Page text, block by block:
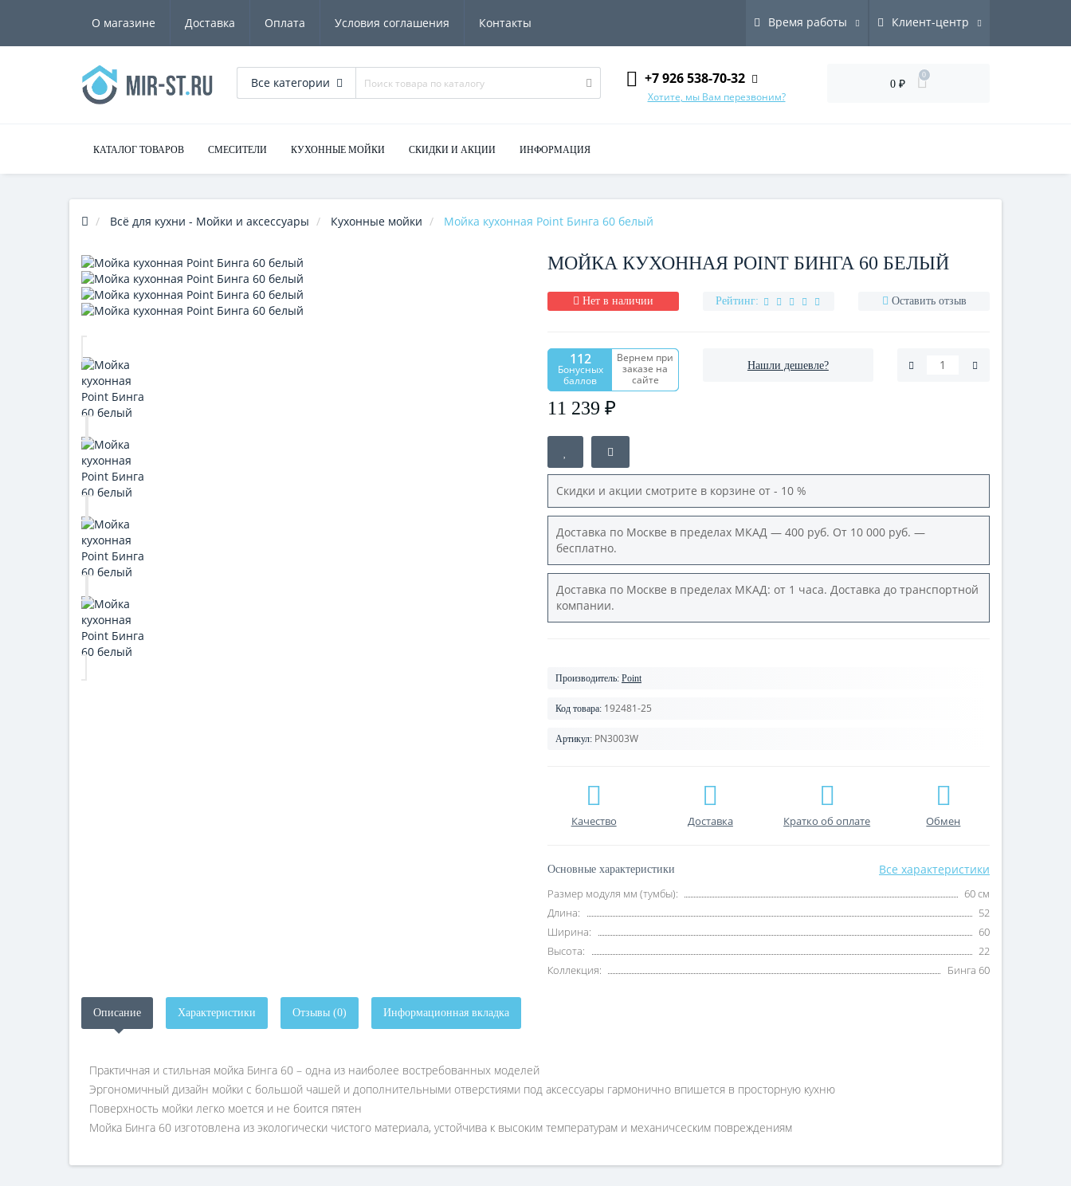
О магазине Доставка Оплата Условия соглашения Контакты Время работы Клиент-центр
Все категории +7 926 538-70-32
Хотите, мы Вам перезвоним?
0 ₽
0
КАТАЛОГ ТОВАРОВ СМЕСИТЕЛИ КУХОННЫЕ МОЙКИ СКИДКИ И АКЦИИ ИНФОРМАЦИЯ
Всё для кухни - Мойки и аксессуары Кухонные мойки Мойка кухонная Point Бинга 60 белый
МОЙКА КУХОННАЯ POINT БИНГА 60 БЕЛЫЙ
Нет в наличии Рейтинг: Оставить отзыв
112
Бонусных
баллов
Вернем при
заказе на
сайте
11 239 ₽
Нашли дешевле?
Скидки и акции смотрите в корзине от - 10 %
Доставка по Москве в пределах МКАД — 400 руб. От 10 000 руб. —
бесплатно.
Доставка по Москве в пределах МКАД: от 1 часа. Доставка до транспортной
компании.
Производитель: Point
Код товара: 192481-25
Артикул: PN3003W
Качество Доставка Кратко об оплате Обмен
Основные характеристики Все характеристики
Размер модуля мм (тумбы):
60 см
Длина:
52
Ширина:
60
Высота:
22
Коллекция:
Бинга 60
Описание Характеристики Отзывы (0) Информационная вкладка
Практичная и стильная мойка Бинга 60 – одна из наиболее востребованных моделей
Эргономичный дизайн мойки с большой чашей и дополнительными отверстиями под аксессуары гармонично впишется в просторную кухню
Поверхность мойки легко моется и не боится пятен
Мойка Бинга 60 изготовлена из экологически чистого материала, устойчива к высоким температурам и механичсеским повреждениям